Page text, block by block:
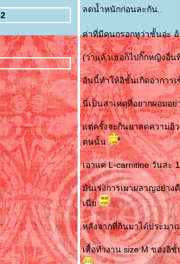
ลดน้ำหนักก่อนละกัน..
ค่าที่มีคนกรอกหูว่าชั้นอ่ะ
(ว่าแล้วเธอก็ไปกิ๊กหญิงอื่
อันนี้ทำให้อิชั้นเกิดอาการเ
นี่เป็นสาเหตุที่อยากผอมอย่
ต่ครั้งจะกินยาลดความอ้ว
ตนนั้น
เอาแค่ L-carnitine วันละ
มันเร่งการเผาผลาญอย่า
เนี่
หลังจากที่กินมาได้ประมา
เสื้อทำงาน size M ของอิ